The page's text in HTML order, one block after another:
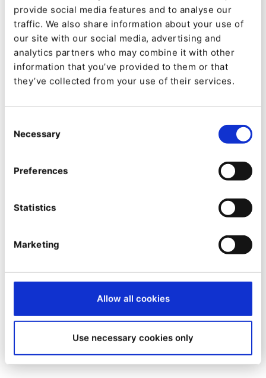
provide social media features and to analyse our
traffic. We also share information about your use of
our site with our social media, advertising and
analytics partners who may combine it with other
information that you’ve provided to them or that
they’ve collected from your use of their services.
Selection
Necessary
Preferences
Statistics
Marketing
Allow all cookies
Use necessary cookies only
Y una vez que hayas configurado los archivos
YAML de Ibexa DXP, llámalo experiencia sin
presione Ctrl / Cmd + Espacio y el complemento
mostrará una lista de subclaves relevantes
sugeridas, seguidas de parámetros individuales.
Por ejemplo, cuando comienzas a configurar
SiteAccesses, el complemento te indica los
nombres de los comparadores, incluidos los
comparadores que ha definido usted mismo.